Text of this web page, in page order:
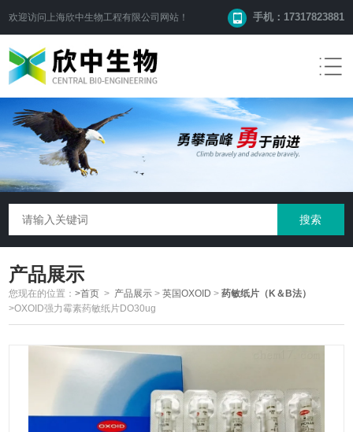
欢迎访问 上海欣中生物工程有限公司 网站！ 手机：17317823881
产品展示
您现在的位置：>首页 > 产品展示 >英国OXOID >药敏纸片（K＆B法）
>OXOID强力霉素药敏纸片DO30ug